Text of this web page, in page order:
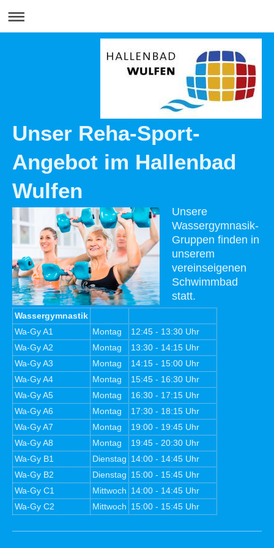
Unser Reha-Sport-
Angebot im Hallenbad
Wulfen
Unsere
Wassergymnasik-
Gruppen finden in
unserem
vereinseigenen
Schwimmbad
statt.
Wassergymnastik
Wa-Gy A1
Montag
12:45 - 13:30 Uhr
Wa-Gy A2
Montag
13:30 - 14:15 Uhr
Wa-Gy A3
Montag
14:15 - 15:00 Uhr
Wa-Gy A4
Montag
15:45 - 16:30 Uhr
Wa-Gy A5
Montag
16:30 - 17:15 Uhr
Wa-Gy A6
Montag
17:30 - 18:15 Uhr
Wa-Gy A7
Montag
19:00 - 19:45 Uhr
Wa-Gy A8
Montag
19:45 - 20:30 Uhr
Wa-Gy B1
Dienstag 14:00 - 14:45 Uhr
Wa-Gy B2
Dienstag 15:00 - 15:45 Uhr
Wa-Gy C1
Mittwoch 14:00 - 14:45 Uhr
Wa-Gy C2
Mittwoch 15:00 - 15:45 Uhr